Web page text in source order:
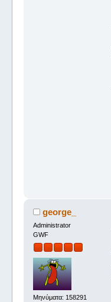
george_
Administrator
GWF
Μηνύματα: 158291